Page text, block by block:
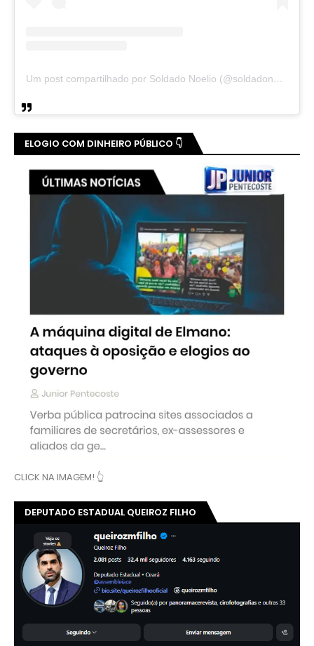
Um post compartilhado por Soldado Noelio (@soldadonoelio)
ELOGIO COM DINHEIRO PÚBLICO 👇
CLICK NA IMAGEM! 👆
DEPUTADO ESTADUAL QUEIROZ FILHO